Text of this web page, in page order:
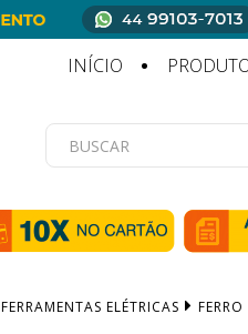
INÍCIO
FERRAMENTAS ELÉTRICAS